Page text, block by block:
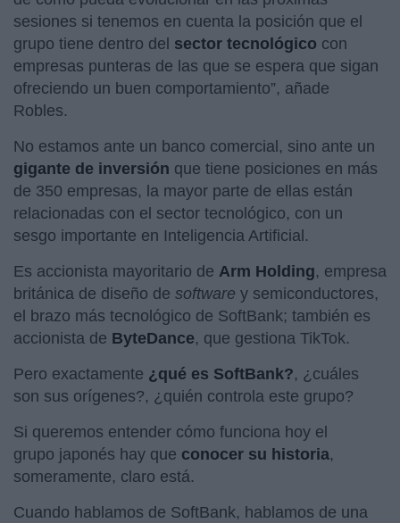
sesiones si tenemos en cuenta la posición que el
grupo tiene dentro del sector tecnológico con
empresas punteras de las que se espera que sigan
ofreciendo un buen comportamiento”, añade
Robles.
No estamos ante un banco comercial, sino ante un
gigante de inversión que tiene posiciones en más
de 350 empresas, la mayor parte de ellas están
relacionadas con el sector tecnológico, con un
sesgo importante en Inteligencia Artificial.
Es accionista mayoritario de Arm Holding, empresa
británica de diseño de software y semiconductores,
el brazo más tecnológico de SoftBank; también es
accionista de ByteDance, que gestiona TikTok.
Pero exactamente ¿qué es SoftBank?, ¿cuáles
son sus orígenes?, ¿quién controla este grupo?
Si queremos entender cómo funciona hoy el
grupo japonés hay que conocer su historia,
someramente, claro está.
Cuando hablamos de SoftBank, hablamos de una